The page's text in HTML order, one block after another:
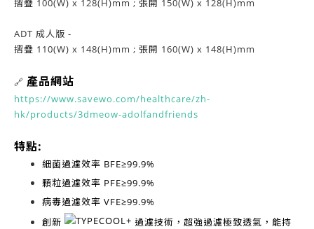
摺疊 100(W) x 128(H)mm ; 張開 150(W) x 128(H)mm
ADT 成人版 -
摺疊 110(W) x 148(H)mm ; 張開 160(W) x 148(H)mm
🔗 產品網站
https://www.savewo.com/healthcare/zh-
hk/products/3dmeow-adolfandfriends
特點:
細菌過濾效率 BFE≥99.9%
顆粒過濾效率 PFE≥99.9%
病毒過濾效率 VFE≥99.9%
創新
過濾技術，超強過濾極致透氣，能持